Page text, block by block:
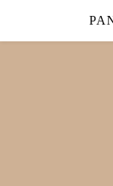
content